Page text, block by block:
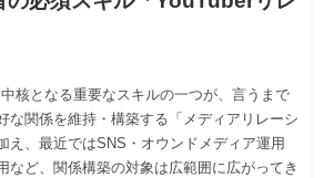
核となる重要なスキルの一つが、言うまで
な関係を維持・構築する「メディアリレーシ
え、最近ではSNS・オウンドメディア運用
など、関係構築の対象は広範囲に広がってき